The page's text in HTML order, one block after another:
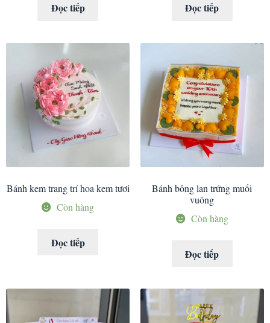
Đọc tiếp Đọc tiếp
Bánh kem trang trí hoa kem tươi
Còn hàng
Đọc tiếp
Bánh bông lan trứng muối
vuông
Còn hàng
Đọc tiếp